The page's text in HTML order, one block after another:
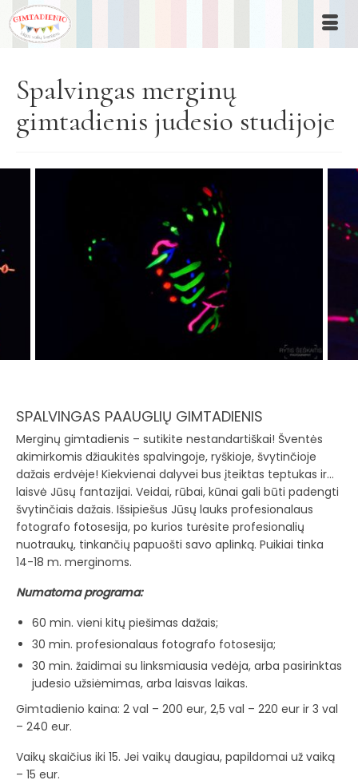
Spalvingas merginų
gimtadienis judesio studijoje
SPALVINGAS PAAUGLIŲ GIMTADIENIS
Merginų gimtadienis – sutikite nestandartiškai! Šventės
akimirkomis džiaukitės spalvingoje, ryškioje, švytinčioje
dažais erdvėje! Kiekvienai dalyvei bus įteiktas teptukas ir…
laisvė Jūsų fantazijai. Veidai, rūbai, kūnai gali būti padengti
švytinčiais dažais. Išsipiešus Jūsų lauks profesionalaus
fotografo fotosesija, po kurios turėsite profesionalių
nuotraukų, tinkančių papuošti savo aplinką. Puikiai tinka
14-18 m. merginoms.
Numatoma programa:
60 min. vieni kitų piešimas dažais;
30 min. profesionalaus fotografo fotosesija;
30 min. žaidimai su linksmiausia vedėja, arba pasirinktas
judesio užsiėmimas, arba laisvas laikas.
Gimtadienio kaina: 2 val – 200 eur, 2,5 val – 220 eur ir 3 val
– 240 eur.
Vaikų skaičius iki 15. Jei vaikų daugiau, papildomai už vaiką
– 15 eur.